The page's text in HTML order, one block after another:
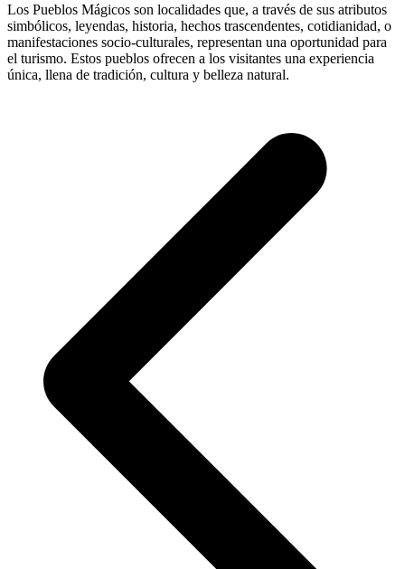
Los Pueblos Mágicos son localidades que, a través de sus atributos
simbólicos, leyendas, historia, hechos trascendentes, cotidianidad, o
manifestaciones socio-culturales, representan una oportunidad para
el turismo. Estos pueblos ofrecen a los visitantes una experiencia
única, llena de tradición, cultura y belleza natural.